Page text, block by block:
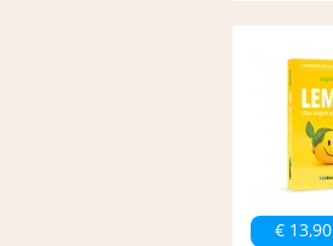
€ 13,90